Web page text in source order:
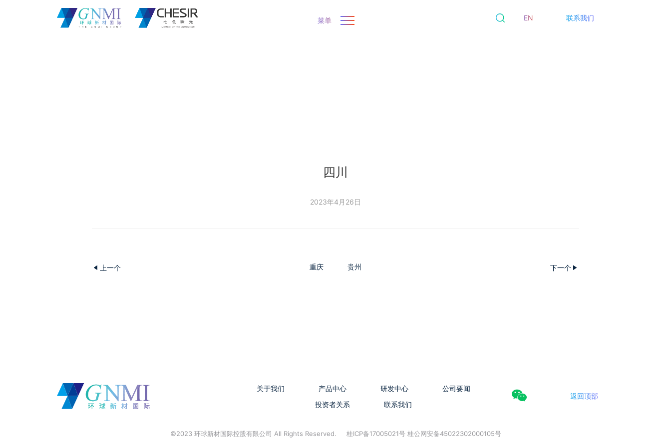
EN 联系我们
菜单
四川
2023年4月26日
上一个 重庆 贵州 下一个
关于我们 产品中心 研发中心
公司要闻
投资者关系
联系我们
返回顶部
©2023 环球新材国际控股有限公司 All Rights Reserved. 桂ICP备17005021号 桂公网安备45022302000105号